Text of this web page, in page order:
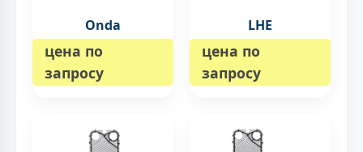
Onda
цена по
запросу
LHE
цена по
запросу